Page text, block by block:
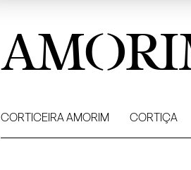
CORTICEIRA AMORIM CORTIÇA